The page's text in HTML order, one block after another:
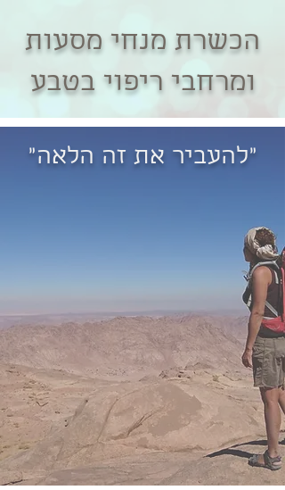
הכשרת מנחי מסעות
ומרחבי ריפוי בטבע
"להעביר את זה הלאה"